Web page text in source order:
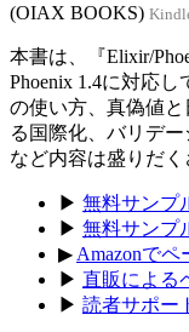
(OIAX BOOKS)
本書は、『Elixir/
Phoenix 1.4に対応し
の使い方、真偽値と
る国際化、バリデ
など内容は盛りだく
▶ 無料サンプ
▶ 無料サンプ
▶ Amazonで
▶ 直販による
▶ 読者サポー